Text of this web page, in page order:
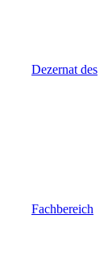
Dezernat des
Fachbereich